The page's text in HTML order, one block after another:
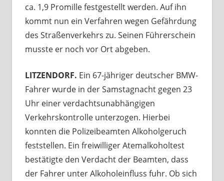
ca. 1,9 Promille festgestellt werden. Auf ihn
kommt nun ein Verfahren wegen Gefährdung
des Straßenverkehrs zu. Seinen Führerschein
musste er noch vor Ort abgeben.
LITZENDORF. Ein 67-jähriger deutscher BMW-
Fahrer wurde in der Samstagnacht gegen 23
Uhr einer verdachtsunabhängigen
Verkehrskontrolle unterzogen. Hierbei
konnten die Polizeibeamten Alkoholgeruch
feststellen. Ein freiwilliger Atemalkoholtest
bestätigte den Verdacht der Beamten, dass
der Fahrer unter Alkoholeinfluss fuhr. Ob sich